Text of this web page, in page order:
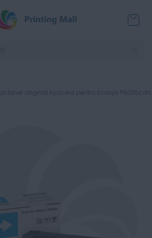
toner original Kyocera pentru Ecosys